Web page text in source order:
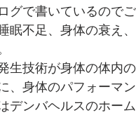
グで書いているのでご
眠不足、身体の衰え
生技術が身体の体内
、身体のパフォーマ
デンバヘルスのホー